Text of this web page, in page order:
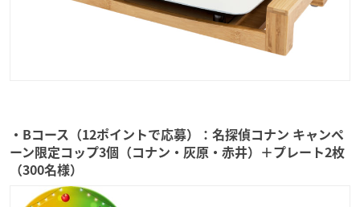
・Bコース（12ポイントで応募）：名探偵コナン キャンペ
ーン限定コップ3個（コナン・灰原・赤井）＋プレート2枚
（300名様）